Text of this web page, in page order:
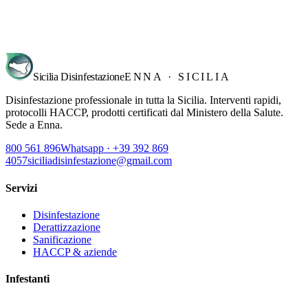
Richiedi sopralluogo
Sicilia DisinfestazioneENNA · SICILIA
Disinfestazione professionale in tutta la Sicilia. Interventi rapidi,
protocolli HACCP, prodotti certificati dal Ministero della Salute.
Sede a Enna.
800 561 896Whatsapp · +39 392 869
4057siciliadisinfestazione@gmail.com
Servizi
Disinfestazione
Derattizzazione
Sanificazione
HACCP & aziende
Infestanti